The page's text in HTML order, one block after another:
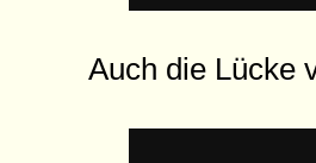
Auch die Lücke